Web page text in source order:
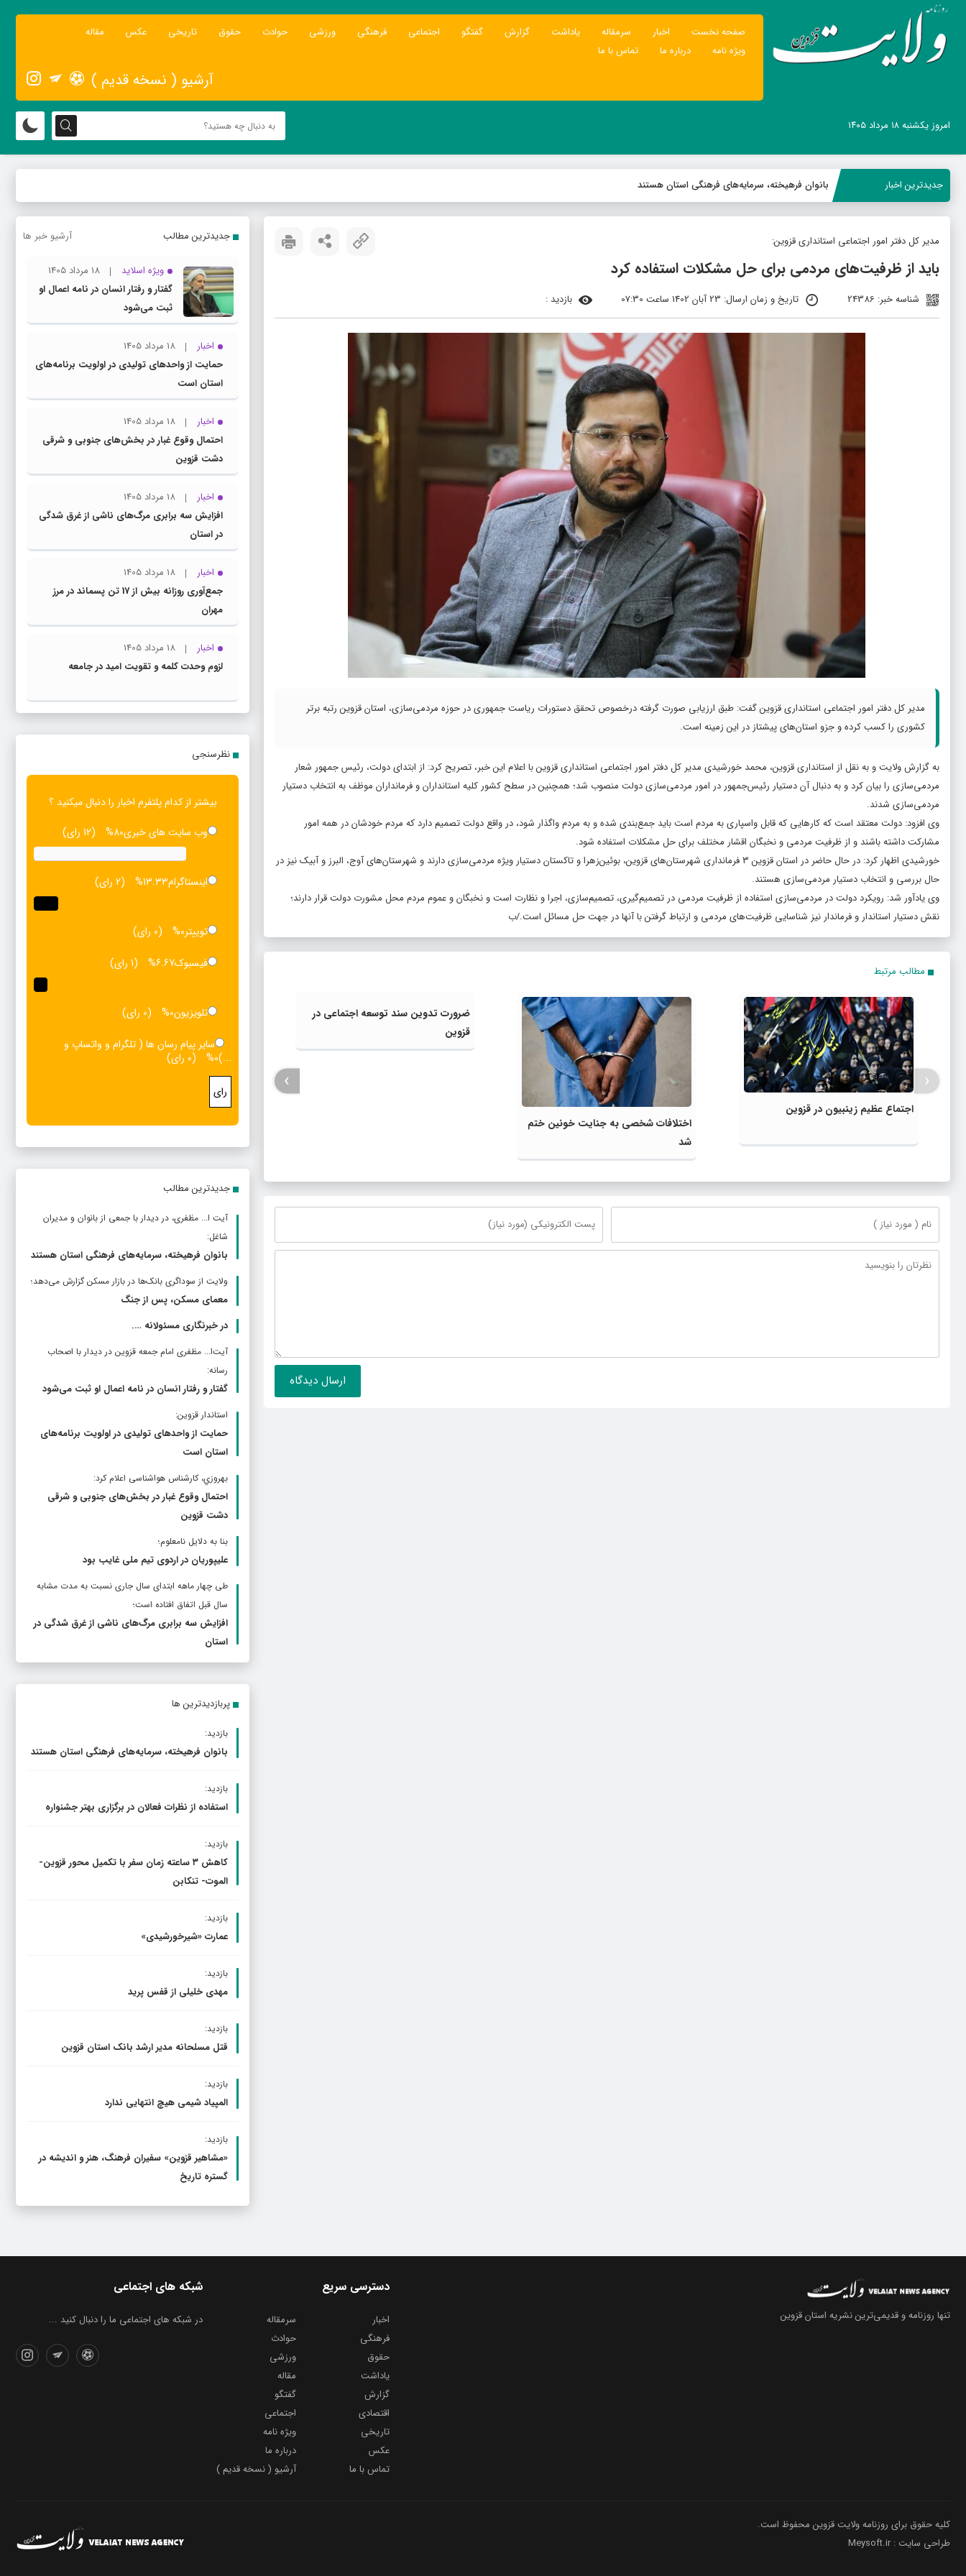
صفحه نخست اخبار سرمقاله یاداشت گزارش گفتگو اجتماعی فرهنگی ورزشی حوادث حقوق تاریخی عکس
مقاله
ویژه نامه
درباره ما تماس با ما
آرشیو ( نسخه قدیم )
امروز یکشنبه ۱۸ مرداد ۱۴۰۵
جدیدترین اخبار بانوان فرهیخته، سرمایه‌های فرهنگی استان هستند
مدیر کل دفتر امور اجتماعی استانداری قزوین:
باید از ظرفیت‌های مردمی برای حل مشکلات استفاده کرد
شناسه خبر: 24386 تاریخ و زمان ارسال: 23 آبان 1402 ساعت 07:30 بازدید :
مدیر کل دفتر امور اجتماعی استانداری قزوین گفت: طبق ارزیابی صورت گرفته درخصوص تحقق دستورات ریاست جمهوری در حوزه مردمی‌سازی، استان قزوین رتبه برتر
کشوری را کسب کرده و جزو استان‌های پیشتاز در این زمینه است.
به گزارش ولایت و به نقل از استانداری قزوین، محمد خورشیدی مدیر کل دفتر امور اجتماعی استانداری قزوین با اعلام این خبر، تصریح کرد: از ابتدای دولت، رئیس جمهور شعار
مردمی‌سازی را بیان کرد و به دنبال آن دستیار رئیس‌جمهور در امور مردمی‌سازی دولت منصوب شد؛ همچنین در سطح کشور کلیه استانداران و فرمانداران موظف به انتخاب دستیار
مردمی‌سازی شدند.
وی افزود: دولت معتقد است که کارهایی که قابل واسپاری به مردم است باید جمع‌بندی شده و به مردم واگذار شود، در واقع دولت تصمیم دارد که مردم خودشان در همه امور
مشارکت داشته باشند و از ظرفیت مردمی و نخبگان اقشار مختلف برای حل مشکلات استفاده شود.
خورشیدی اظهار کرد: در حال حاضر در استان قزوین ۳ فرمانداری شهرستان‌های قزوین، بوئین‌زهرا و تاکستان دستیار ویژه مردمی‌سازی دارند و شهرستان‌های آوج، البرز و آبیک نیز در
حال بررسی و انتخاب دستیار مردمی‌سازی هستند.
وی یادآور شد: رویکرد دولت در مردمی‌سازی استفاده از ظرفیت مردمی در تصمیم‌گیری، تصمیم‌سازی، اجرا و نظارت است و نخبگان و عموم مردم محل مشورت دولت قرار دارند؛
نقش دستیار استاندار و فرماندار نیز شناسایی ظرفیت‌های مردمی و ارتباط گرفتن با آنها در جهت حل مسائل است./ب
مطالب مرتبط
اجتماع عظیم زینبیون در قزوین
اختلافات شخصی به جنایت خونین ختم
شد
ضرورت تدوین سند توسعه اجتماعی در
قزوین
9 مصدوم در واژگونی خودروی حامل
‹
›
جدیدترین مطالب آرشیو خبر ها
ویژه اسلاید
18 مرداد 1405
گفتار و رفتار انسان در نامه اعمال او
ثبت می‌شود
اخبار
18 مرداد 1405
حمایت از واحدهای تولیدی در اولویت برنامه‌های
استان است
اخبار
18 مرداد 1405
احتمال وقوع غبار در بخش‌های جنوبی و شرقی
دشت قزوین
اخبار
18 مرداد 1405
افزایش سه برابری مرگ‌های ناشی از غرق شدگی
در استان
اخبار
18 مرداد 1405
جمع‌آوری روزانه بیش از 17 تن پسماند در مرز
مهران
اخبار
18 مرداد 1405
لزوم وحدت کلمه و تقویت امید در جامعه
نظرسنجی
بیشتر از کدام پلتفرم اخبار را دنبال میکنید ؟
وب سایت های خبری80% (12 رای)
اینستاگرام13.33% (2 رای)
توییتر0%
(0 رای)
فیسبوک6.67% (1 رای)
تلویزیون0%
(0 رای)
سایر پیام رسان ها ( تلگرام و واتساپ و
...)
0% (0 رای)
رای
جدیدترین مطالب
آیت ا... مظفری، در دیدار با جمعی از بانوان و مدیران
شاغل:
بانوان فرهیخته، سرمایه‌های فرهنگی استان هستند
ولایت از سوداگری بانک‌ها در بازار مسکن گزارش می‌دهد؛
معمای مسکن، پس از جنگ
در خبرنگاری مسئولانه ….
آیت‌ا... مظفری امام جمعه قزوین در دیدار با اصحاب
رسانه:
گفتار و رفتار انسان در نامه اعمال او ثبت می‌شود
استاندار قزوین:
حمایت از واحدهای تولیدی در اولویت برنامه‌های
استان است
بهروزي، کارشناس هواشناسی اعلام کرد:
احتمال وقوع غبار در بخش‌های جنوبی و شرقی
دشت قزوین
بنا به دلایل نامعلوم؛
علیپوریان در اردوی تیم ملی غایب بود
طی چهار ماهه ابتدای سال جاری نسبت به مدت مشابه
سال قبل اتفاق افتاده است؛
افزایش سه برابری مرگ‌های ناشی از غرق شدگی در
استان
پربازدیدترین ها
بازدید:
بانوان فرهیخته، سرمایه‌های فرهنگی استان هستند
بازدید:
استفاده از نظرات فعالان در برگزاری بهتر جشنواره
بازدید:
کاهش ۳ ساعته زمان سفر با تکمیل محور قزوین-
الموت- تنکابن
بازدید:
عمارت «شیرخورشیدی»
بازدید:
مهدی خلیلی از قفس پرید
بازدید:
قتل مسلحانه مدیر ارشد بانک استان قزوین
بازدید:
المپیاد شیمی هیچ انتهایی ندارد
بازدید:
«مشاهیر قزوین» سفیران فرهنگ، هنر و اندیشه در
گستره تاریخ
تنها روزنامهو قدیمی‌ترین نشریه استان قزوین
شبکه های اجتماعی
در شبکه های اجتماعی ما را دنبال کنید ...
دسترسی سریع
اخبار
سرمقاله
فرهنگی
حوادث
حقوق
ورزشی
یاداشت
مقاله
گزارش
گفتگو
اقتصادی
اجتماعی
تاریخی
ویژه نامه
عکس
درباره ما
تماس با ما
آرشیو ( نسخه قدیم )
کلیه حقوق برای روزنامه ولایت قزوین محفوظ است.
طراحی سایت : Meysoft.ir